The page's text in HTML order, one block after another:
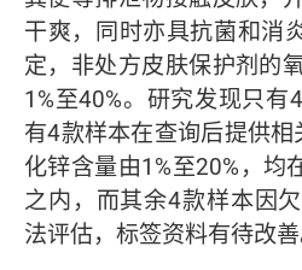
干爽，同时亦具抗菌和消
定，非处方皮肤保护剂的
1%至40%。研究发现只
有4款样本在查询后提供
化锌含量由1%至20%，均
之内，而其余4款样本因
法评估，标签资料有待改善